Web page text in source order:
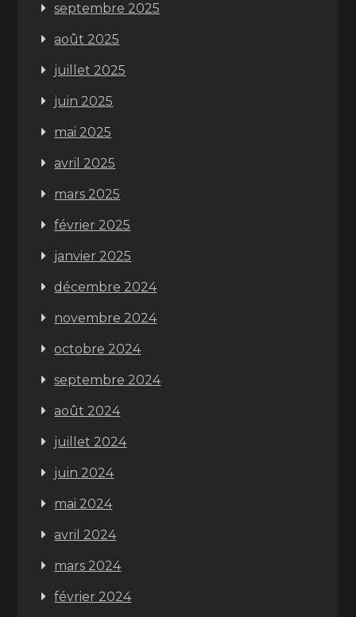
septembre 2025
août 2025
juillet 2025
juin 2025
mai 2025
avril 2025
mars 2025
février 2025
janvier 2025
décembre 2024
novembre 2024
octobre 2024
septembre 2024
août 2024
juillet 2024
juin 2024
mai 2024
avril 2024
mars 2024
février 2024